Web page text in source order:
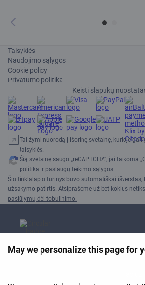
May we personalize this page for
Taisyklės
Naudojimo sąlygos
Cookie policy
Privatumo politika
Keisti slapukų
Tai žymi nuorodą į išorinę svetainę, kurioje
taisyklės.
Šią svetainę saugo „reCAPTCHA“, jai taikoma
politika ir paslaugų teikimo sąlygos.
Šio tinklalapio turinys buvo automatiškai išverstas,
užsakymo patirtis. Atsiprašome už bet kokius
pasiūlymų dėl tobulinimo.
geriausią Wi-Fi Europoje